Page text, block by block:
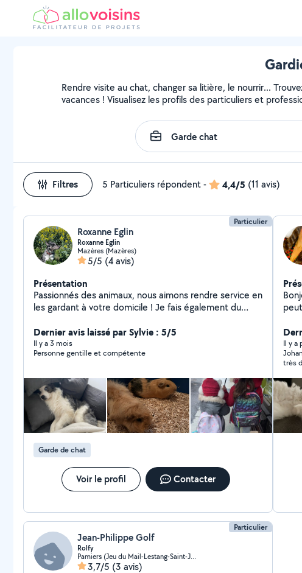
Rendre visite au chat, changer sa litière, le nourrir...
vacances ! Visualisez les profils des particuliers et
Filtres 5 Particuliers répondent- 4,4/5 (11 avis)
Particulier
Roxanne Eglin
Roxanne Eglin
Mazères (Mazères)
5/5 (4 avis)
Présentation
Passionnés des animaux, nous aimons rendre service en
les gardant à votre domicile ! Je fais également du
Dernier avis laissé par Sylvie : 5/5
Il y a 3 mois
Personne gentille et compétente
Garde de chat
Voir le profil Contacter
Il y a
très
Particulier
Jean-Philippe Golf
Rolfy
Pamiers (Jeu du Mail-Lestang-Saint-Jean)
3,7/5 (3 avis)